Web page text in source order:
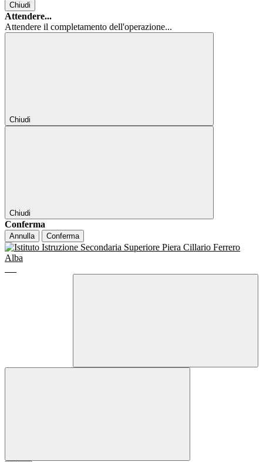
Chiudi
Attendere...
Attendere il completamento dell'operazione...
Chiudi
Chiudi
Conferma
Annulla Conferma